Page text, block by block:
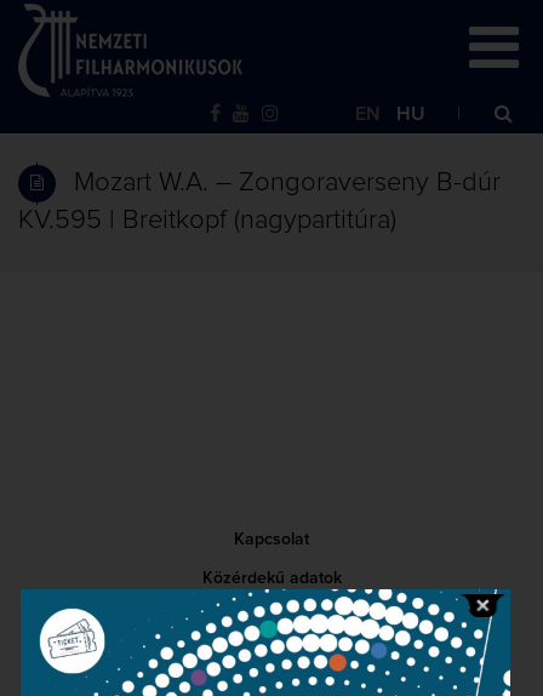
EN HU
Mozart W.A. – Zongoraverseny B-dúr
KV.595 | Breitkopf (nagypartitúra)
Kapcsolat
Közérdekű adatok
Sajtószoba
Adatvédelem